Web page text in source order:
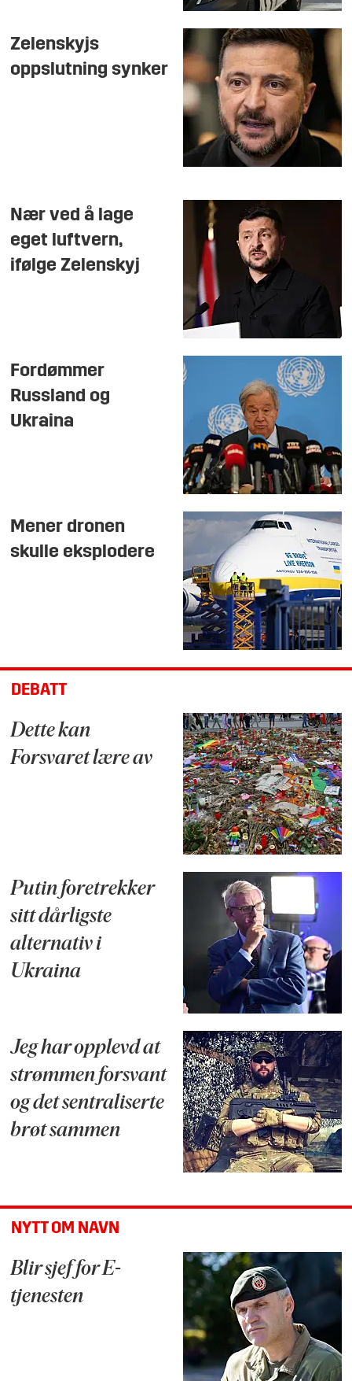
Zelenskyjs
oppslutning synker
Nær ved å lage
eget luftvern,
ifølge Zelenskyj
Fordømmer
Russland og
Ukraina
Mener dronen
skulle eksplodere
DEBATT
Dette kan
Forsvaret lære av
Putin foretrekker
sitt dårligste
alternativ i
Ukraina
Jeg har opplevd at
strømmen forsvant
og det sentraliserte
brøt sammen
NYTT OM NAVN
Blir sjef for E-
tjenesten